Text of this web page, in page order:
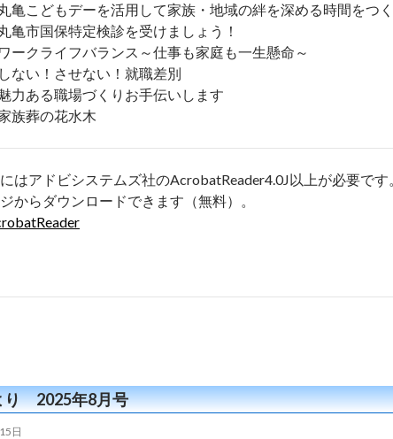
こどもデーを活用して家族・地域の絆を深める時間をつく
市国保特定検診を受けましょう！
クライフバランス～仕事も家庭も一生懸命～
い！させない！就職差別
ある職場づくりお手伝いします
葬の花水木
はアドビシステムズ社のAcrobatReader4.0J以上が必要で
からダウンロードできます（無料）。
り 2025年8月号
日